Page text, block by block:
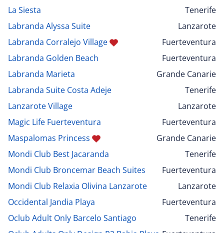
La Siesta
Tenerife
Labranda Alyssa Suite
Lanzarote
Labranda Corralejo Village
Fuerteventura
Labranda Golden Beach
Fuerteventura
Labranda Marieta
Grande Canarie
Labranda Suite Costa Adeje
Tenerife
Lanzarote Village
Lanzarote
Magic Life Fuerteventura
Fuerteventura
Maspalomas Princess
Grande Canarie
Mondi Club Best Jacaranda
Tenerife
Mondi Club Broncemar Beach Suites
Fuerteventura
Mondi Club Relaxia Olivina Lanzarote
Lanzarote
Occidental Jandia Playa
Fuerteventura
Oclub Adult Only Barcelo Santiago
Tenerife